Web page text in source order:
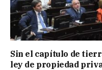
Sin el capítulo de
ley de propiedad